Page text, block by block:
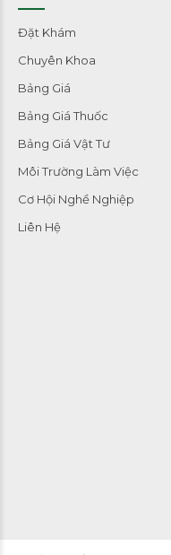
Đặt Khám
Chuyên Khoa
Bảng Giá
Bảng Giá Thuốc
Bảng Giá Vật Tư
Môi Trường Làm Việc
Cơ Hội Nghề Nghiệp
Liên Hệ